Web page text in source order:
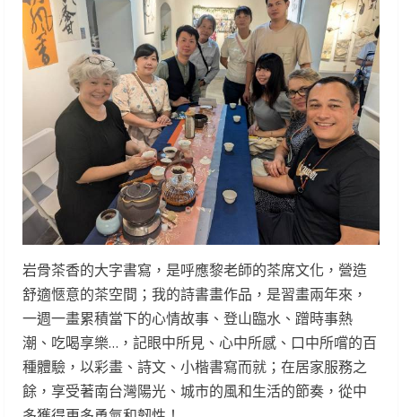
岩骨茶香的大字書寫，是呼應黎老師的茶席文化，營造
舒適愜意的茶空間；我的詩書畫作品，是習畫兩年來，
一週一畫累積當下的心情故事、登山臨水、蹭時事熱
潮、吃喝享樂…，記眼中所見、心中所感、口中所嚐的百
種體驗，以彩畫、詩文、小楷書寫而就；在居家服務之
餘，享受著南台灣陽光、城市的風和生活的節奏，從中